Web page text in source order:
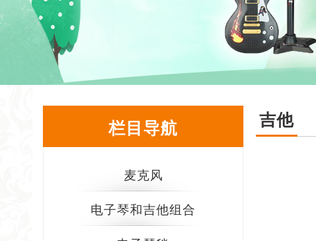
栏目导航
麦克风
电子琴和吉他组合
吉他